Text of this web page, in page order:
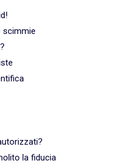
scimmie
la fiducia